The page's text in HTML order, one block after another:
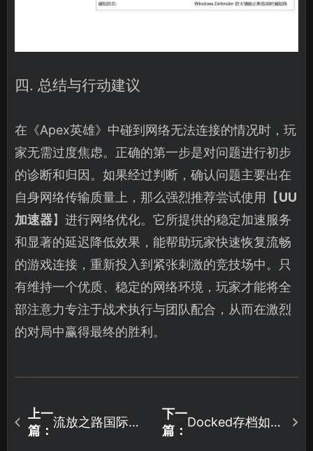
四. 总结与行动建议
在《Apex英雄》中碰到网络无法连接的情况时，玩
家无需过度焦虑。正确的第一步是对问题进行初步
的诊断和归因。如果经过判断，确认问题主要出在
自身网络传输质量上，那么强烈推荐尝试使用【UU
加速器】进行网络优化。它所提供的稳定加速服务
和显著的延迟降低效果，能帮助玩家快速恢复流畅
的游戏连接，重新投入到紧张刺激的竞技场中。只
有维持一个优质、稳定的网络环境，玩家才能将全
部注意力专注于战术执行与团队配合，从而在激烈
的对局中赢得最终的胜利。
上一
篇：
流放之路国际服
下一
篇：
Docked存档如何